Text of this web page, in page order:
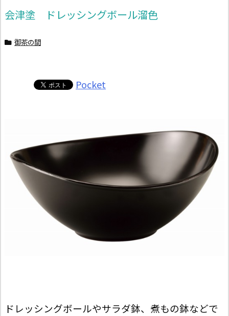
会津塗 ドレッシングボール溜色
御茶の間
Pocket
ドレッシングボールやサラダ鉢、煮もの鉢などで